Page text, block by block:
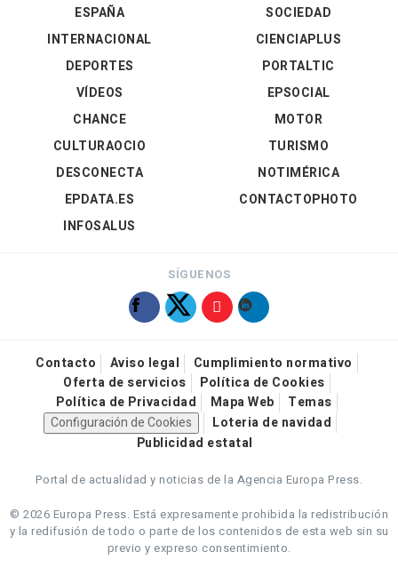
ESPAÑA
INTERNACIONAL
DEPORTES
VÍDEOS
SOCIEDAD
CIENCIAPLUS
PORTALTIC
EPSOCIAL
CHANCE
CULTURAOCIO
DESCONECTA
EPDATA.ES
INFOSALUS
MOTOR
TURISMO
NOTIMÉRICA
CONTACTOPHOTO
SÍGUENOS
Contacto Aviso legal
Cumplimiento normativo
Oferta de servicios
Política de Cookies
Política de Privacidad
Mapa Web
Temas
Configuración de Cookies
Loteria de navidad
Publicidad estatal
Portal de actualidad y noticias de la Agencia Europa Press.
© 2026 Europa Press. Está expresamente prohibida la redistribución
y la redifusión de todo o parte de los contenidos de esta web sin su
previo y expreso consentimiento.